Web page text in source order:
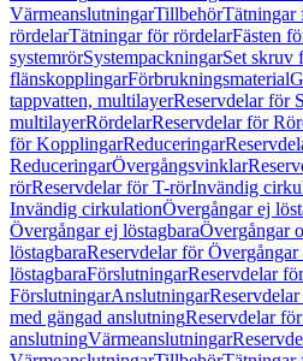
VärmeanslutningarTillbehörTätningar
rördelarTätningar för rördelarFästen
systemrörSystempackningarSet skruv
flänskopplingarFörbrukningsmaterial
tappvatten, multilayerReservdelar för
multilayerRördelarReservdelar för
för KopplingarReduceringar
ReduceringarÖvergångsvinklar
rörReservdelar för T-rörInvändig
Invändig cirkulationÖvergångar ej
Övergångar ej löstagbaraÖvergångar
löstagbaraReservdelar för Övergångar
löstagbaraFörslutningarReservdelar för
FörslutningarAnslutningar
med gängad anslutningReservdelar
anslutningVärmeanslutningar